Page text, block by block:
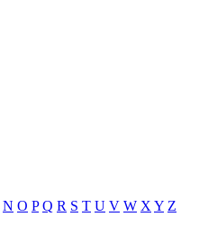
N O P Q R S T U V W X Y Z